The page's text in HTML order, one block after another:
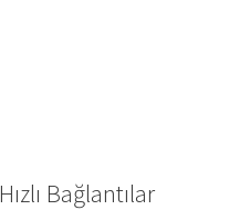
Hızlı Bağlantılar